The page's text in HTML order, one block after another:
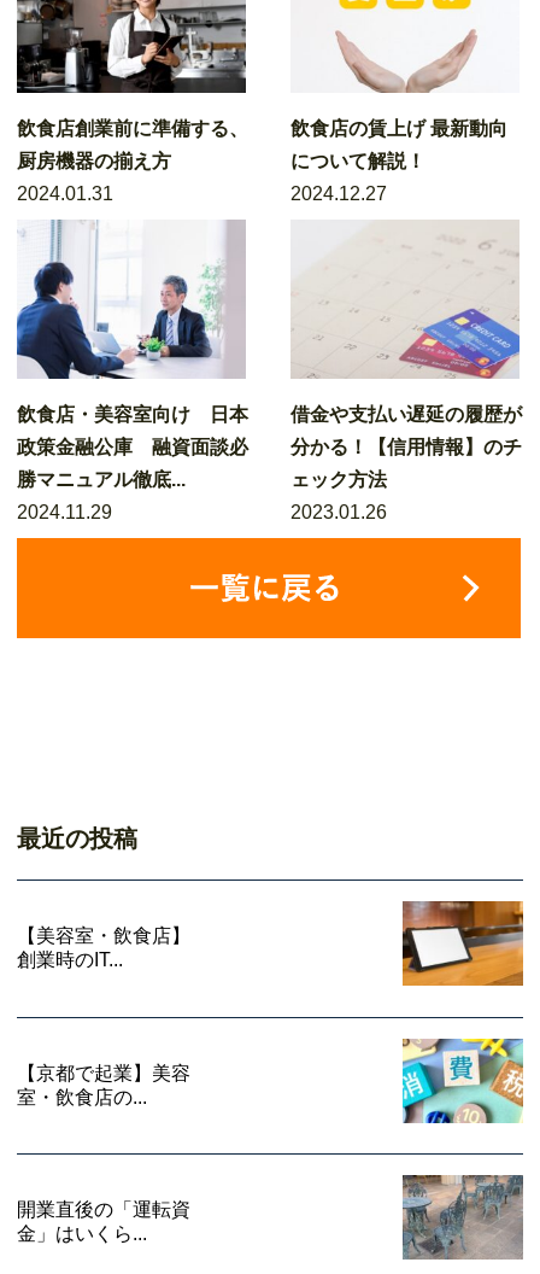
飲食店創業前に準備する、
厨房機器の揃え方
2024.01.31
飲食店の賃上げ 最新動向
について解説！
2024.12.27
飲食店・美容室向け 日本
政策金融公庫 融資面談必
勝マニュアル徹底...
2024.11.29
借金や支払い遅延の履歴が
分かる！【信用情報】のチ
ェック方法
2023.01.26
最近の投稿
【美容室・飲食店】
創業時のIT...
【京都で起業】美容
室・飲食店の...
開業直後の「運転資
金」はいくら...